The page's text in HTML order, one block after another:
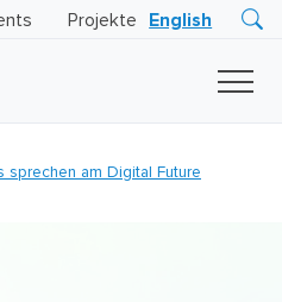
Projekte English
Business
sprechen am Digital Future